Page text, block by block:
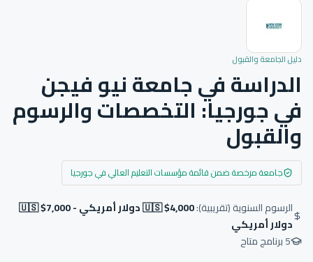
دليل الجامعة والقبول
الدراسة في جامعة نيو فيجن
في جورجيا: التخصصات والرسوم
والقبول
جامعة مرخصة ضمن قائمة مؤسسات التعليم العالي في جورجيا
الرسوم السنوية (تقريبية):
🇺🇸 $4,000 دولار أمريكي - 🇺🇸 $7,000
دولار أمريكي
5برنامج متاح